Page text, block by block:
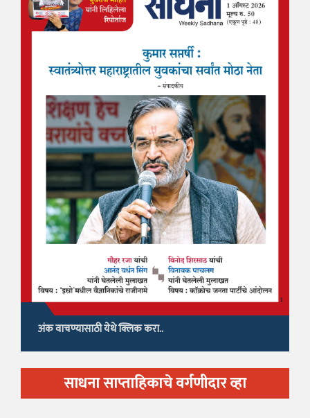
अंक वाचण्यासाठी येथे क्लिक करा..
साधना साप्ताहिकाचे वर्गणीदार व्हा